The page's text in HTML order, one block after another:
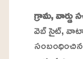
గ్రామ, వార్డు
వెబ్ సైట్,